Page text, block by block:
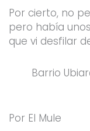
Por cierto, no
pero había
que vi desfilar
Barrio
Por El Mule